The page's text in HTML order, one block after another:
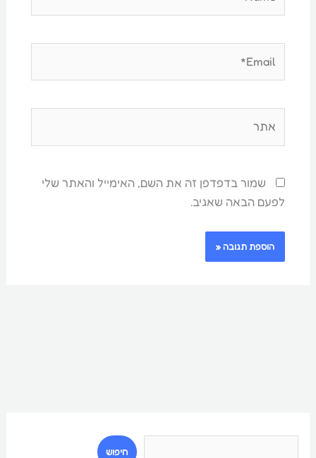
שמור בדפדפן זה את השם, האימייל והאתר שלי
לפעם הבאה שאגיב.
חיפוש